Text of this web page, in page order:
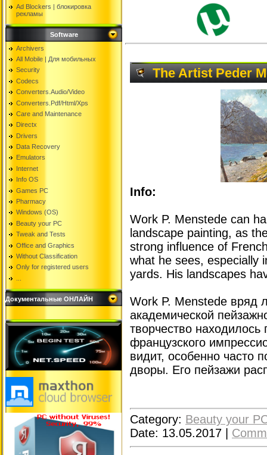
Ad Blockers | блокировкa
рекламы
Software
Archivers
All Mobile | Для мобильных
Security
Codecs
Converters.Audio/Video
Converters.Pdf/Html/Xps
Care and Maintenance
Directx
Drivers
Data Recovery
Emulators
Internet
Info OS
Games PC
Pharmacy
Windows (OS)
Beauty your PC
Tweak and Tests
Office and Graphics
Without Classification
Only for registered users
Документальные ОНЛАЙН
The Artist Peder
Info:
Work P. Menstede can
landscape painting, as
strong influence of
what he sees, especially
yards. His landscapes
Work P. Menstede вряд
академической
творчество
французского
видит, особенно часто
дворы. Его пейзажи
Category: Beauty your
Date: 13.05.2017